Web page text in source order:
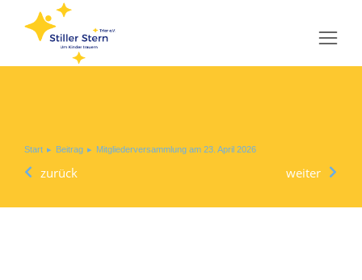
Sie befinden sich hier:
Start Beitrag Mitgliederversammlung am 23. April 2026
zurück weiter